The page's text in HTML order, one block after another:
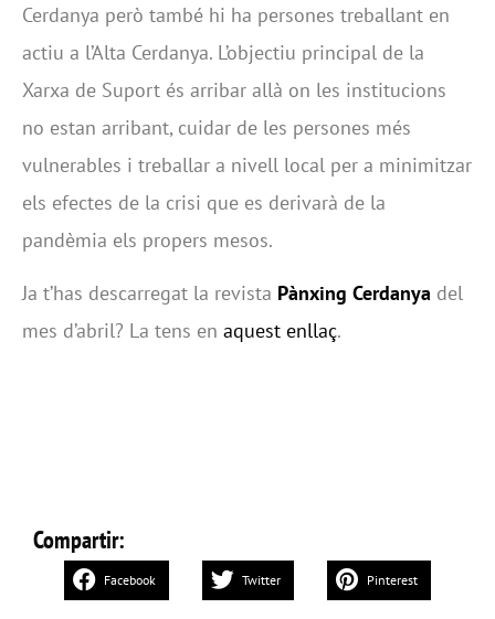
Cerdanya però també hi ha persones treballant en
actiu a l’Alta Cerdanya. L’objectiu principal de la
Xarxa de Suport és arribar allà on les institucions
no estan arribant, cuidar de les persones més
vulnerables i treballar a nivell local per a minimitzar
els efectes de la crisi que es derivarà de la
pandèmia els propers mesos.
Ja t’has descarregat la revista Pànxing Cerdanya del
mes d’abril? La tens en aquest enllaç.
Compartir:
Facebook Twitter Pinterest